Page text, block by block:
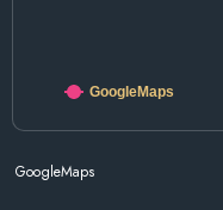
GoogleMaps
GoogleMaps